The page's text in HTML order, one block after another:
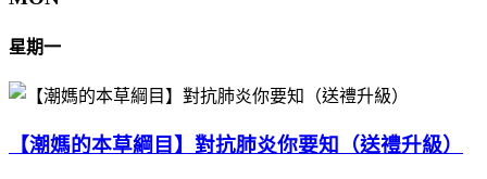
星期一
【潮媽的本草綱目】對抗肺炎你要知（送禮升級）